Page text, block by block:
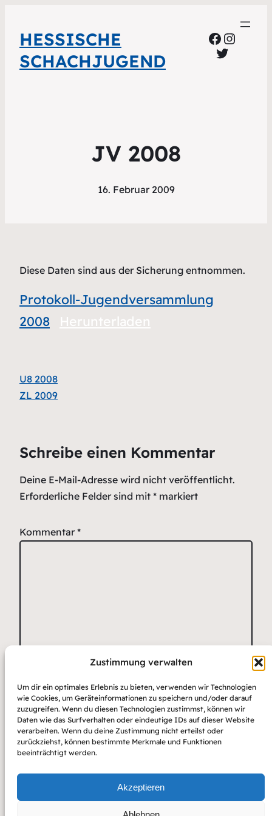
Zustimmung verwalten
Um dir ein optimales Erlebnis zu bieten, verwenden wir Technologien
wie Cookies, um Geräteinformationen zu speichern und/oder darauf
zuzugreifen. Wenn du diesen Technologien zustimmst, können wir
Daten wie das Surfverhalten oder eindeutige IDs auf dieser Website
verarbeiten. Wenn du deine Zustimmung nicht erteilst oder
zurückziehst, können bestimmte Merkmale und Funktionen
beeinträchtigt werden.
Akzeptieren
HESSISCHE
SCHACHJUGEND
Twitter
JV 2008
16. Februar 2009
Diese Daten sind aus der Sicherung entnommen.
Protokoll-Jugendversammlung
2008
Herunterladen
U8 2008
ZL 2009
Schreibe einen Kommentar
Deine E-Mail-Adresse wird nicht veröffentlicht.
Erforderliche Felder sind mit * markiert
Kommentar *
Name
E-Mail-Adresse
*
Website